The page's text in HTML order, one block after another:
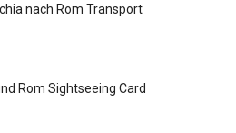
nach Rom Transport
Rom Sightseeing Card